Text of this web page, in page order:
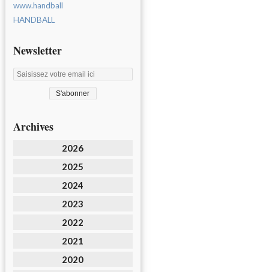
www.handball
HANDBALL
Newsletter
Archives
2026
2025
2024
2023
2022
2021
2020